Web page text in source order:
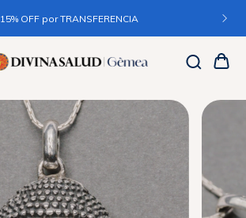
15% OFF por TRANSFERENCIA